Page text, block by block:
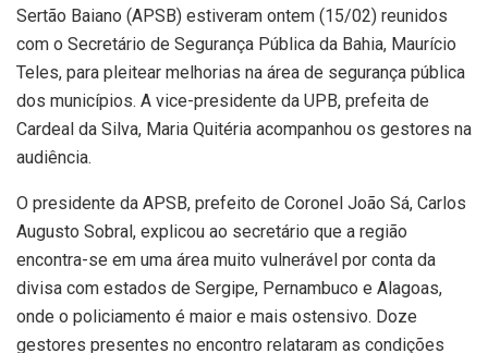
Sertão Baiano (APSB) estiveram ontem (15/02) reunidos
com o Secretário de Segurança Pública da Bahia, Maurício
Teles, para pleitear melhorias na área de segurança pública
dos municípios. A vice-presidente da UPB, prefeita de
Cardeal da Silva, Maria Quitéria acompanhou os gestores na
audiência.
O presidente da APSB, prefeito de Coronel João Sá, Carlos
Augusto Sobral, explicou ao secretário que a região
encontra-se em uma área muito vulnerável por conta da
divisa com estados de Sergipe, Pernambuco e Alagoas,
onde o policiamento é maior e mais ostensivo. Doze
gestores presentes no encontro relataram as condições